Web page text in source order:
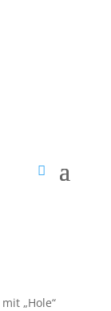
„Hole“